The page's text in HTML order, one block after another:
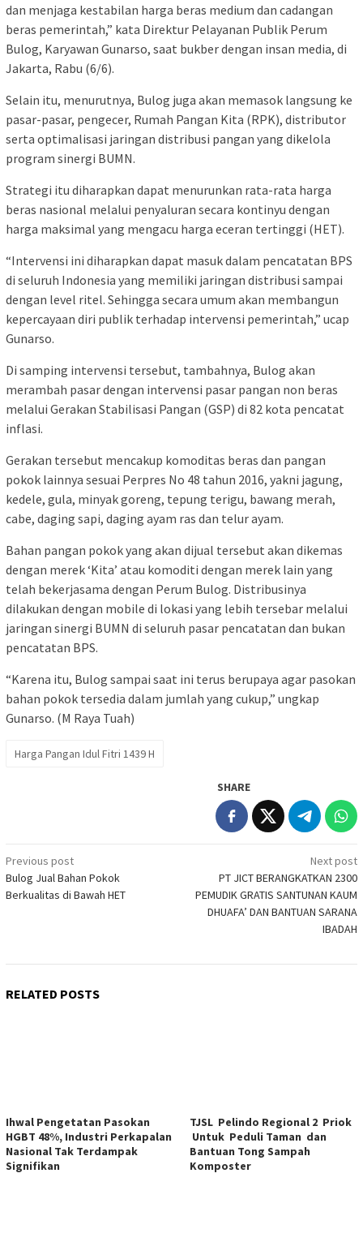
dan menjaga kestabilan harga beras medium dan cadangan
beras pemerintah,” kata Direktur Pelayanan Publik Perum
Bulog, Karyawan Gunarso, saat bukber dengan insan media, di
Jakarta, Rabu (6/6).
Selain itu, menurutnya, Bulog juga akan memasok langsung ke
pasar-pasar, pengecer, Rumah Pangan Kita (RPK), distributor
serta optimalisasi jaringan distribusi pangan yang dikelola
program sinergi BUMN.
Strategi itu diharapkan dapat menurunkan rata-rata harga
beras nasional melalui penyaluran secara kontinyu dengan
harga maksimal yang mengacu harga eceran tertinggi (HET).
“Intervensi ini diharapkan dapat masuk dalam pencatatan BPS
di seluruh Indonesia yang memiliki jaringan distribusi sampai
dengan level ritel. Sehingga secara umum akan membangun
kepercayaan diri publik terhadap intervensi pemerintah,” ucap
Gunarso.
Di samping intervensi tersebut, tambahnya, Bulog akan
merambah pasar dengan intervensi pasar pangan non beras
melalui Gerakan Stabilisasi Pangan (GSP) di 82 kota pencatat
inflasi.
Gerakan tersebut mencakup komoditas beras dan pangan
pokok lainnya sesuai Perpres No 48 tahun 2016, yakni jagung,
kedele, gula, minyak goreng, tepung terigu, bawang merah,
cabe, daging sapi, daging ayam ras dan telur ayam.
Bahan pangan pokok yang akan dijual tersebut akan dikemas
dengan merek ‘Kita’ atau komoditi dengan merek lain yang
telah bekerjasama dengan Perum Bulog. Distribusinya
dilakukan dengan mobile di lokasi yang lebih tersebar melalui
jaringan sinergi BUMN di seluruh pasar pencatatan dan bukan
pencatatan BPS.
“Karena itu, Bulog sampai saat ini terus berupaya agar pasokan
bahan pokok tersedia dalam jumlah yang cukup,” ungkap
Gunarso. (M Raya Tuah)
Harga Pangan Idul Fitri 1439 H
SHARE
Post
navigation
Previous post
Bulog Jual Bahan Pokok
Berkualitas di Bawah HET
Next post
PT JICT BERANGKATKAN 2300
PEMUDIK GRATIS SANTUNAN KAUM
DHUAFA’ DAN BANTUAN SARANA
IBADAH
RELATED POSTS
Ihwal Pengetatan Pasokan
HGBT 48%, Industri Perkapalan
Nasional Tak Terdampak
Signifikan
TJSL Pelindo Regional 2 Priok
Untuk Peduli Taman dan
Bantuan Tong Sampah
Komposter